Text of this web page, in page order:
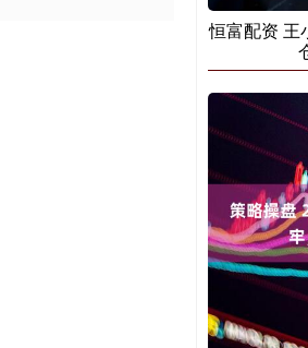
恒富配资 王